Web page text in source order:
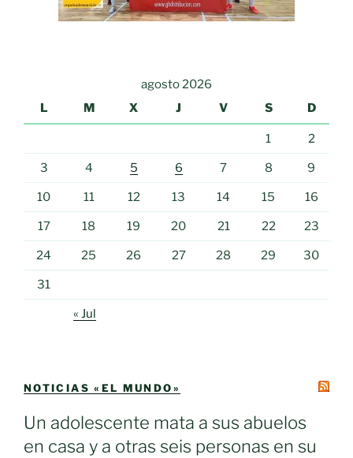
agosto 2026
L
M X J V S D
1 2
3 4 5 6 7 8 9
10 11 12 13 14 15 16
17 18 19 20 21 22 23
24 25 26 27 28 29 30
31
« Jul
NOTICIAS «EL MUNDO»
Un adolescente mata a sus abuelos
en casa y a otras seis personas en su